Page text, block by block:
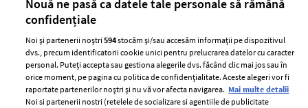
Nouă ne pasă ca datele tale personale să rămână
confidențiale
Noi și partenerii noștri594stocăm și/sau accesăm informații pe dispozitivul
dvs., precum identificatorii cookie unici pentru prelucrarea datelor cu caracter
personal. Puteți accepta sau gestiona alegerile dvs. făcând clic mai jos sau în
orice moment, pe pagina cu politica de confidențialitate. Aceste alegeri vor fi
raportate partenerilor noștri și nu vă vor afecta navigarea. Mai multe detalii
Noi si partenerii nostri (retelele de socializare si agentiile de publicitate